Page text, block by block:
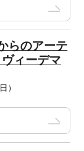
らのアーテ
ィーデマ
）